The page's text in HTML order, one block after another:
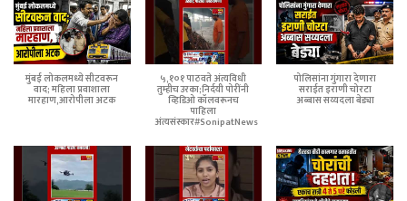
मुंबई लोकलमध्ये सीटवरून
वाद; महिला प्रवाशाला
मारहाण,आरोपीला अटक
५,१०१ पाठवते अंत्यविधी
तुम्हीच उरका;निर्दयी पोरींनी
व्हिडिओ कॉलवरूनच
पाहिला
अंत्यसंस्कार#SonipatNews
पोलिसांना गुंगारा देणारा
सराईत इराणी चोरटा
अब्बास सय्यदला बेड्या